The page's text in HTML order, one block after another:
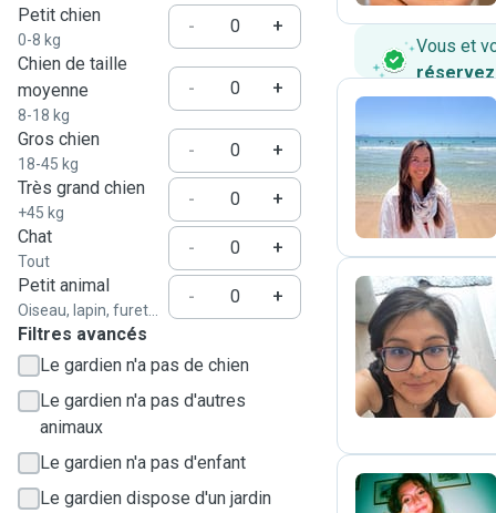
Petit chien
0-8 kg
-
+
Chien de taille
moyenne
8-18 kg
- +
Gros chien
18-45 kg
-
+
Très grand chien
+45 kg
-
+
Chat
Tout
-
+
Petit animal
Oiseau, lapin, furet...
-
+
Filtres avancés
Le gardien n'a pas de chien
Le gardien n'a pas d'autres
animaux
Le gardien n'a pas d'enfant
Le gardien dispose d'un jardin
Vous et
réservez
P
G